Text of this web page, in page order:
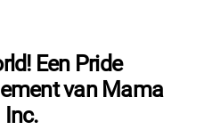
Een Pride
van Mama
Inc.